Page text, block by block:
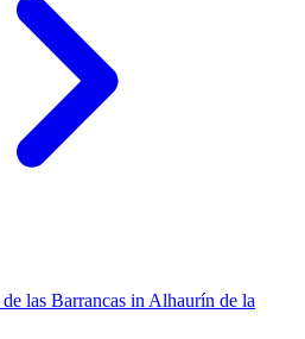
las Barrancas in Alhaurín de la